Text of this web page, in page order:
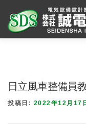
日立風車整備員
投稿日: 2022年12月17